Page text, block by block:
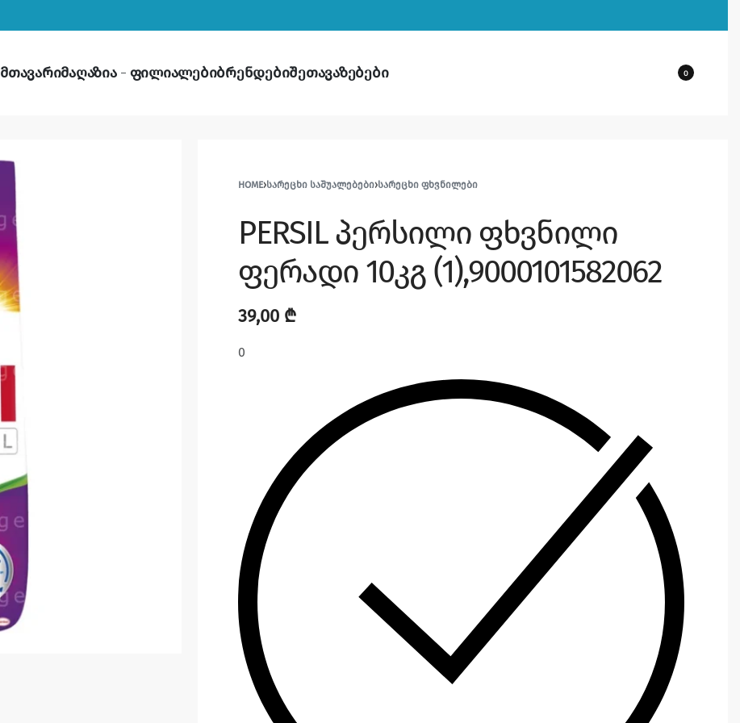
მთავარიმაღაზია ფილიალებიბრენდებიშეთავაზებები 0
HOME›ᲡᲐᲠᲔᲪᲮᲘ ᲡᲐᲨᲣᲐᲚᲔᲑᲔᲑᲘ›ᲡᲐᲠᲔᲪᲮᲘ ᲤᲮᲕᲜᲘᲚᲔᲑᲘ
PERSIL პერსილი ფხვნილი
ფერადი 10კგ (1),9000101582062
39,00 ₾
0